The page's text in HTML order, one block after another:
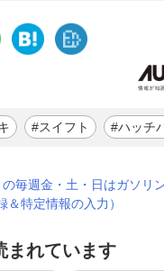
#スイフト #ハッチ
の毎週金・土・日はガソリ
＆特定情報の入力）
まれています